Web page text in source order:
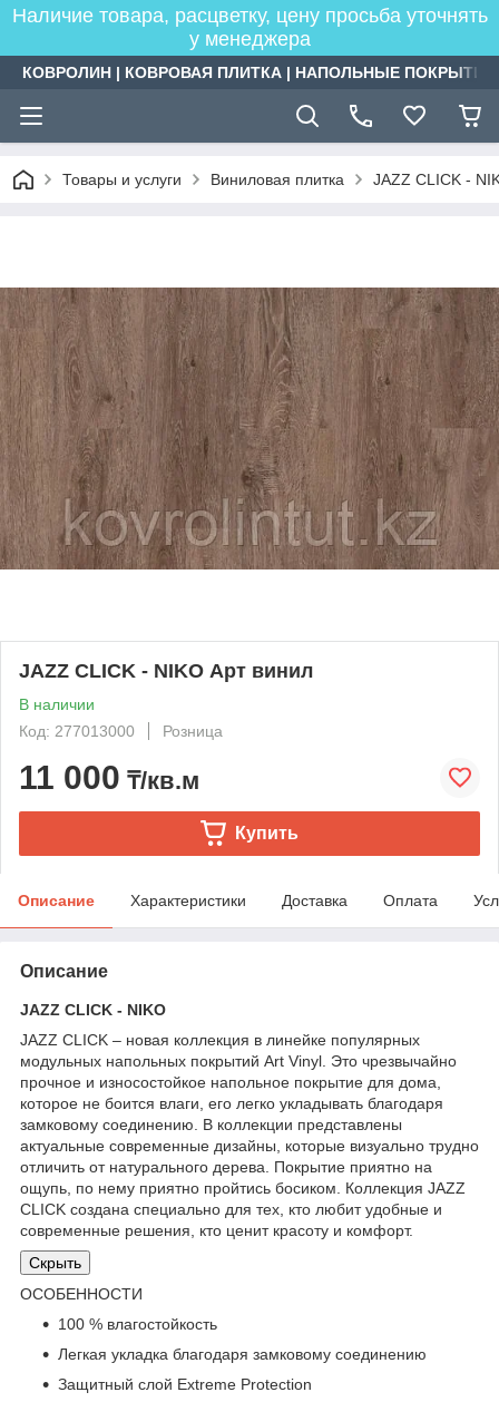
Наличие товара, расцветку, цену просьба уточнять
у менеджера
КОВРОЛИН | КОВРОВАЯ ПЛИТКА | НАПОЛЬНЫЕ
Товары и услуги Виниловая плитка JAZZ CLICK -
JAZZ CLICK - NIKO Арт винил
В наличии
Код: 277013000
Розница
11 000 ₸/кв.м
Купить
Описание Характеристики Доставка Оплата
Описание
JAZZ CLICK - NIKO
JAZZ CLICK – новая коллекция в линейке популярных
модульных напольных покрытий Art Vinyl. Это чрезвычайно
прочное и износостойкое напольное покрытие для дома,
которое не боится влаги, его легко укладывать благодаря
замковому соединению. В коллекции представлены
актуальные современные дизайны, которые визуально трудно
отличить от натурального дерева. Покрытие приятно на
ощупь, по нему приятно пройтись босиком. Коллекция JAZZ
CLICK создана специально для тех, кто любит удобные и
современные решения, кто ценит красоту и комфорт.
Скрыть
ОСОБЕННОСТИ
100 % влагостойкость
Легкая укладка благодаря замковому соединению
Защитный слой Extreme Protection